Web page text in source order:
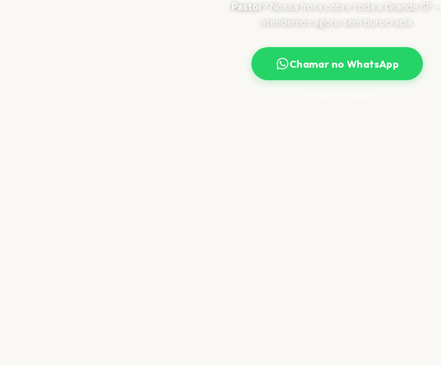
Pastor? Nossa frota cobre toda a Grande SP —
atendemos agora, sem burocracia.
Chamar no WhatsApp